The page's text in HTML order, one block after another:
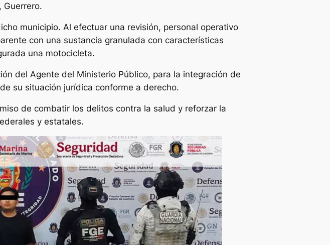
Guerrero.
municipio. Al efectuar una revisión, personal operativo
con una sustancia granulada con características
una motocicleta.
del Agente del Ministerio Público, para la integración de
su situación jurídica conforme a derecho.
de combatir los delitos contra la salud y reforzar la
y estatales.